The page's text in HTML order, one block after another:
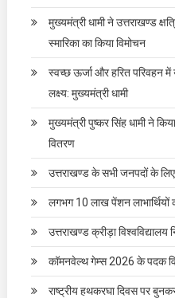
मुख्यमंत्री धामी ने उत्तराखण्ड
स्मारिका का किया विमोचन
स्वच्छ ऊर्जा और हरित परिवहन में
लक्ष्य: मुख्यमंत्री धामी
मुख्यमंत्री पुष्कर सिंह धामी ने
वितरण
उत्तराखण्ड के सभी जनपदों के लिए
लगभग 10 लाख पेंशन लाभार्थियों
उत्तराखण्ड क्रीड़ा विश्वविद्यालय
कॉमनवेल्थ गेम्स 2026 के पदक
राष्ट्रीय हथकरघा दिवस पर